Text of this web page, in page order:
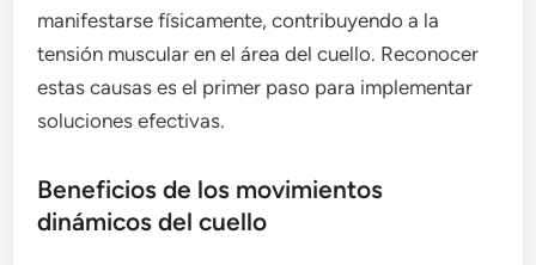
manifestarse físicamente, contribuyendo a la
tensión muscular en el área del cuello. Reconocer
estas causas es el primer paso para implementar
soluciones efectivas.
Beneficios de los movimientos
dinámicos del cuello